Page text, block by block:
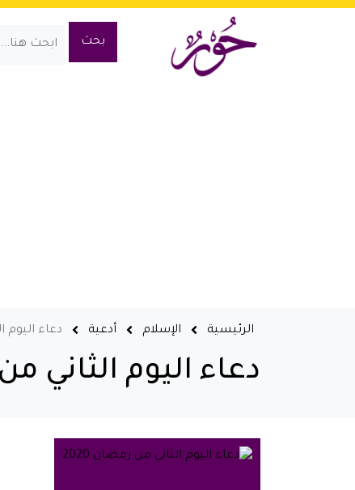
الرئيسية الإسلام أدعية دعاء اليوم
دعاء اليوم الثاني من